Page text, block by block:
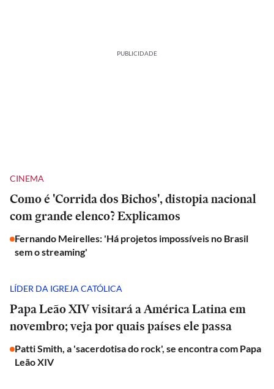
PUBLICIDADE
CINEMA
Como é 'Corrida dos Bichos', distopia nacional
com grande elenco? Explicamos
Fernando Meirelles: 'Há projetos impossíveis no Brasil
sem o streaming'
LÍDER DA IGREJA CATÓLICA
Papa Leão XIV visitará a América Latina em
novembro; veja por quais países ele passa
Patti Smith, a 'sacerdotisa do rock', se encontra com Papa
Leão XIV